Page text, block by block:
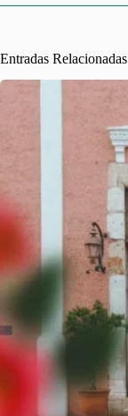
Entradas Relacionadas